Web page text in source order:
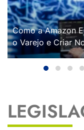
Como a Amazon
o Varejo e Criar